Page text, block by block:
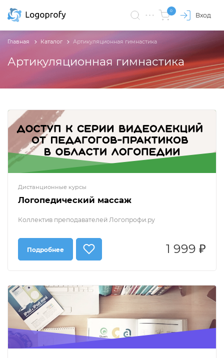
0
Вход
Артикуляционная гимнастика
Главная Каталог Артикуляционная гимнастика
Дистанционные курсы
Логопедический массаж
Коллектив преподавателей Логопрофи.ру
Подробнее 1 999 ₽